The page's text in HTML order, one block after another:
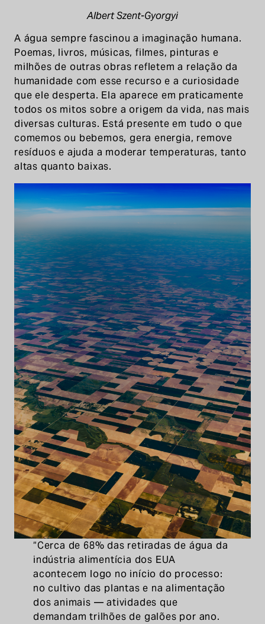
Albert Szent-Gyorgyi
A água sempre fascinou a imaginação humana.
Poemas, livros, músicas, filmes, pinturas e
milhões de outras obras refletem a relação da
humanidade com esse recurso e a curiosidade
que ele desperta. Ela aparece em praticamente
todos os mitos sobre a origem da vida, nas mais
diversas culturas. Está presente em tudo o que
comemos ou bebemos, gera energia, remove
resíduos e ajuda a moderar temperaturas, tanto
altas quanto baixas.
“Cerca de 68% das retiradas de água da
indústria alimentícia dos EUA
acontecem logo no início do processo:
no cultivo das plantas e na alimentação
dos animais — atividades que
demandam trilhões de galões por ano.